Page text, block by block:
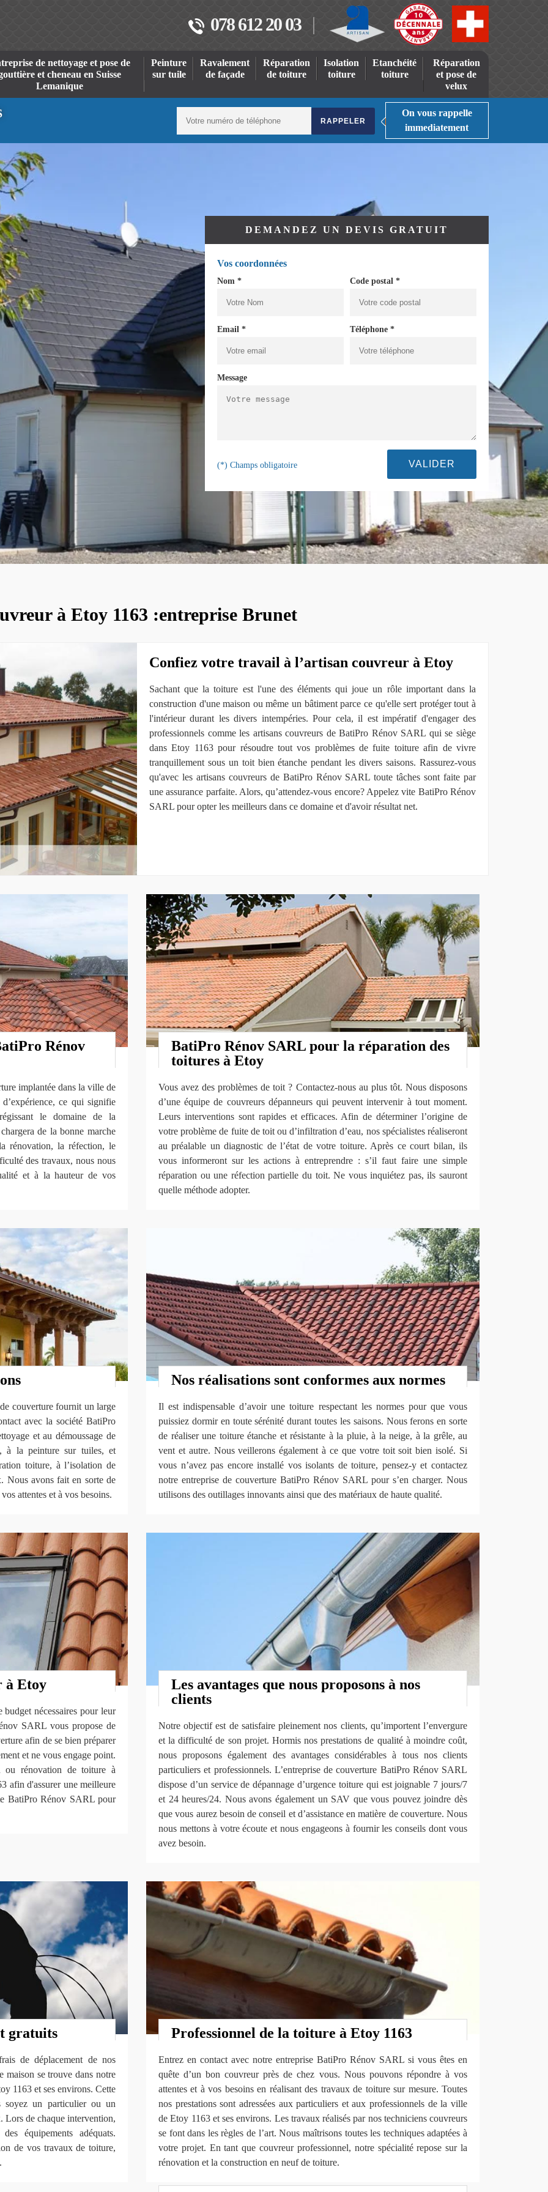
078 612 20 03
de nettoyage et pose de
et cheneau en Suisse
Lemanique
Peinture
sur tuile
Ravalement
de façade
Réparation
de toiture
Isolation
toiture
Etanchéité
toiture
Réparation
et pose de
velux
On vous rappelle
immediatement
DEMANDEZ UN DEVIS GRATUIT
Vos coordonnées
Nom * Code postal *
Email * Téléphone *
Message
(*) Champs obligatoire
à Etoy 1163 :entreprise Brunet
Confiez votre travail à l’artisan couvreur à Etoy
Sachant que la toiture est l'une des éléments qui joue un rôle important dans la
construction d'une maison ou même un bâtiment parce ce qu'elle sert protéger tout à
l'intérieur durant les divers intempéries. Pour cela, il est impératif d'engager des
professionnels comme les artisans couvreurs de BatiPro Rénov SARL qui se siège
dans Etoy 1163 pour résoudre tout vos problèmes de fuite toiture afin de vivre
tranquillement sous un toit bien étanche pendant les divers saisons. Rassurez-vous
qu'avec les artisans couvreurs de BatiPro Rénov SARL toute tâches sont faite par
une assurance parfaite. Alors, qu’attendez-vous encore? Appelez vite BatiPro Rénov
SARL pour opter les meilleurs dans ce domaine et d'avoir résultat net.
Rénov
implantée dans la ville de
ce qui signifie
le domaine de la
de la bonne marche
rénovation, la réfection, le
des travaux, nous nous
et à la hauteur de vos
BatiPro Rénov SARL pour la réparation des
toitures à Etoy
Vous avez des problèmes de toit ? Contactez-nous au plus tôt. Nous disposons
d’une équipe de couvreurs dépanneurs qui peuvent intervenir à tout moment.
Leurs interventions sont rapides et efficaces. Afin de déterminer l’origine de
votre problème de fuite de toit ou d’infiltration d’eau, nos spécialistes réaliseront
au préalable un diagnostic de l’état de votre toiture. Après ce court bilan, ils
vous informeront sur les actions à entreprendre : s’il faut faire une simple
réparation ou une réfection partielle du toit. Ne vous inquiétez pas, ils sauront
quelle méthode adopter.
couverture fournit un large
avec la société BatiPro
et au démoussage de
à la peinture sur tuiles, et
toiture, à l’isolation de
Nous avons fait en sorte de
attentes et à vos besoins.
Nos réalisations sont conformes aux normes
Il est indispensable d’avoir une toiture respectant les normes pour que vous
puissiez dormir en toute sérénité durant toutes les saisons. Nous ferons en sorte
de réaliser une toiture étanche et résistante à la pluie, à la neige, à la grêle, au
vent et autre. Nous veillerons également à ce que votre toit soit bien isolé. Si
vous n’avez pas encore installé vos isolants de toiture, pensez-y et contactez
notre entreprise de couverture BatiPro Rénov SARL pour s’en charger. Nous
utilisons des outillages innovants ainsi que des matériaux de haute qualité.
à Etoy
nécessaires pour leur
SARL vous propose de
afin de se bien préparer
et ne vous engage point.
ou rénovation de toiture à
afin d'assurer une meilleure
BatiPro Rénov SARL pour
Les avantages que nous proposons à nos
clients
Notre objectif est de satisfaire pleinement nos clients, qu’importent l’envergure
et la difficulté de son projet. Hormis nos prestations de qualité à moindre coût,
nous proposons également des avantages considérables à tous nos clients
particuliers et professionnels. L’entreprise de couverture BatiPro Rénov SARL
dispose d’un service de dépannage d’urgence toiture qui est joignable 7 jours/7
et 24 heures/24. Nous avons également un SAV que vous pouvez joindre dès
que vous aurez besoin de conseil et d’assistance en matière de couverture. Nous
nous mettons à votre écoute et nous engageons à fournir les conseils dont vous
avez besoin.
gratuits
de déplacement de nos
maison se trouve dans notre
1163 et ses environs. Cette
soyez un particulier ou un
Lors de chaque intervention,
équipements adéquats.
de vos travaux de toiture,
Professionnel de la toiture à Etoy 1163
Entrez en contact avec notre entreprise BatiPro Rénov SARL si vous êtes en
quête d’un bon couvreur près de chez vous. Nous pouvons répondre à vos
attentes et à vos besoins en réalisant des travaux de toiture sur mesure. Toutes
nos prestations sont adressées aux particuliers et aux professionnels de la ville
de Etoy 1163 et ses environs. Les travaux réalisés par nos techniciens couvreurs
se font dans les règles de l’art. Nous maîtrisons toutes les techniques adaptées à
votre projet. En tant que couvreur professionnel, notre spécialité repose sur la
rénovation et la construction en neuf de toiture.